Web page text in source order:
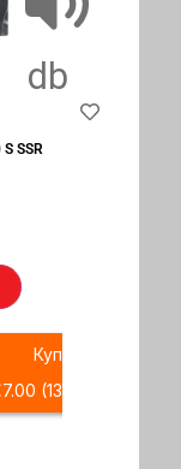
SSR
Купи с
(13 x 13.69 BGN)